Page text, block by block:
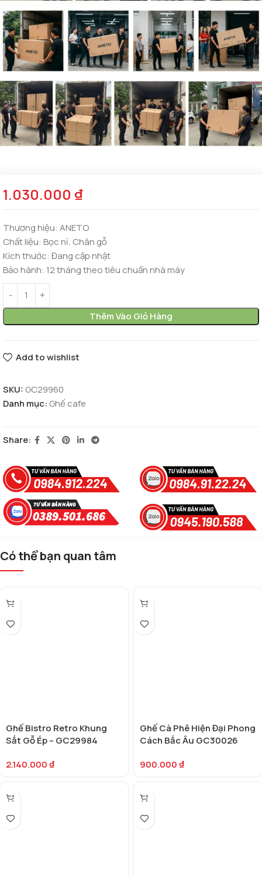
1.030.000 ₫
Thương hiệu: ANETO
Chất liệu: Bọc nỉ, Chân gỗ
Kích thước: Đang cập nhật
Bảo hành: 12 tháng theo tiêu chuẩn nhà máy
Thêm Vào Giỏ Hàng
Add to wishlist
SKU: GC29960
Danh mục: Ghế cafe
Share:
Có thể bạn quan tâm
Ghế Bistro Retro Khung
Sắt Gỗ Ép – GC29984
2.140.000₫
Ghế Cà Phê Hiện Đại Phong
Cách Bắc Âu GC30026
900.000₫